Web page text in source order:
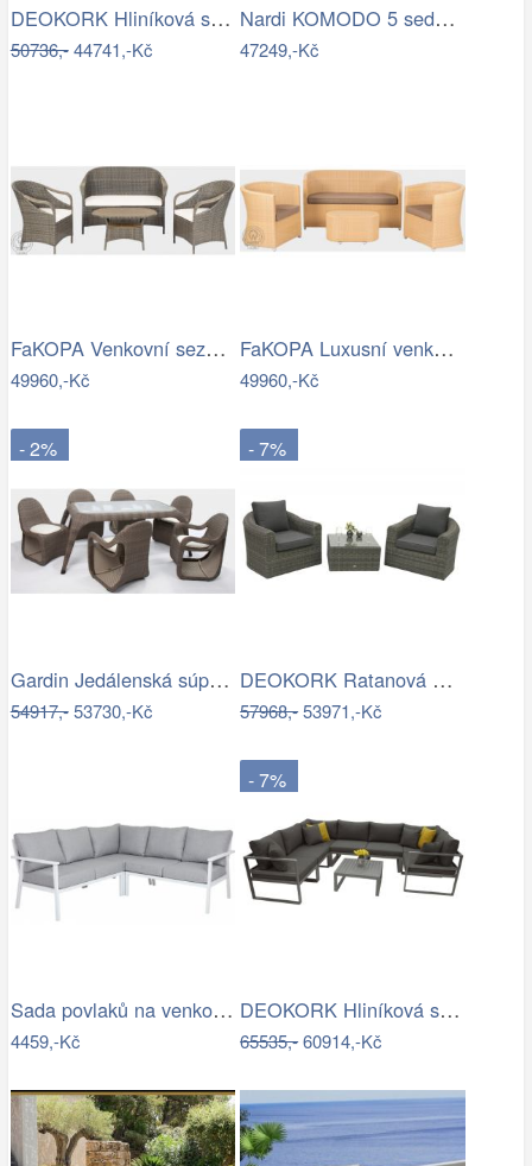
DEOKORK Hliníková sestava pro 5 osob…
50736,-44741,-Kč
Nardi KOMODO 5 sedačka Mdum
47249,-Kč
FaKOPA Venkovní sezení z umělého…
49960,-Kč
FaKOPA Luxusní venkovní sezení z…
49960,-Kč
- 2%
Gardin Jedálenská súprava FOX hnedá Mdum
54917,-53730,-Kč
- 7%
DEOKORK Ratanová modulová sestava…
57968,-53971,-Kč
Sada povlaků na venkovní polštáře…
4459,-Kč
- 7%
DEOKORK Hliníková sestava pro 7 osob…
65535,-60914,-Kč